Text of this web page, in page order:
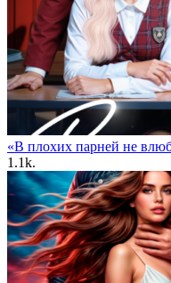
«В плохих парней не
1.1k.